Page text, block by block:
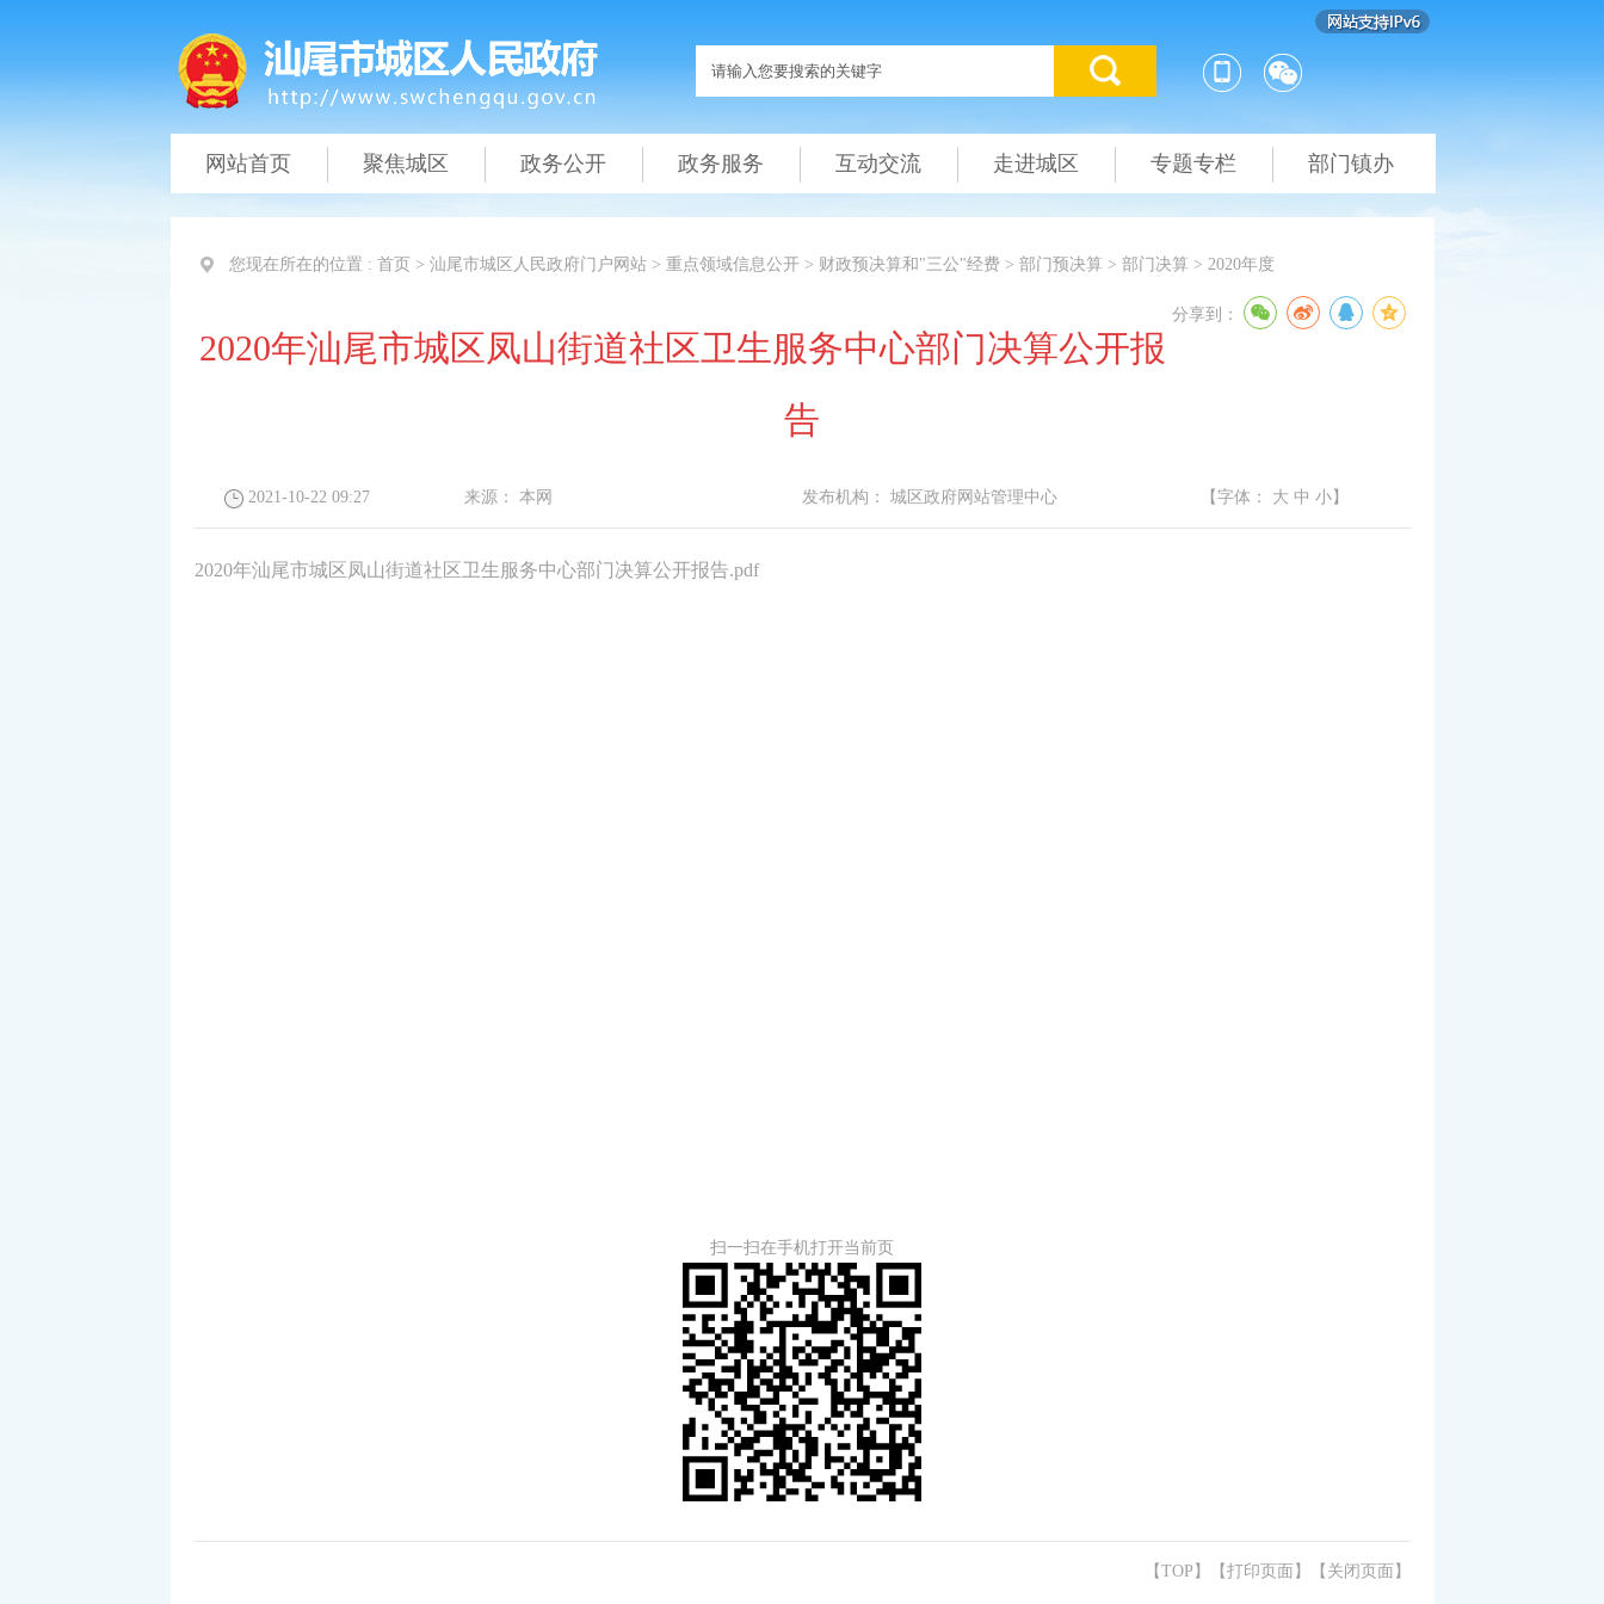
网站首页 聚焦城区 政务公开 政务服务 互动交流 走进城区 专题专栏 部门镇办
您现在所在的位置 : 首页 > 汕尾市城区人民政府门户网站> 重点领域信息公开> 财政预决算和"三公"经费> 部门预决算 > 部门决算 > 2020年度
分享到：
2020年汕尾市城区凤山街道社区卫生服务中心部门决算公开报
告
2021-10-22 09:27 来源： 本网 发布机构： 城区政府网站管理中心 【字体： 大 中 小 】
2020年汕尾市城区凤山街道社区卫生服务中心部门决算公开报告.pdf
扫一扫在手机打开当前页
【TOP】 【 打印页面 】【 关闭页面 】